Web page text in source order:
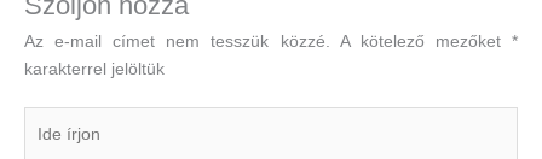
Az e-mail címet nem tesszük közzé. A kötelező mezőket*
karakterrel jelöltük